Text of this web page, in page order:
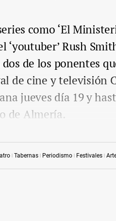
Tabernas Periodismo Festivales
como ‘El
‘youtuber’ Rush
dos de los ponentes
de cine y televisión
jueves día 19 y
de Almería.